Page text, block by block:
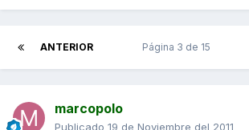
ANTERIOR Página 3 de 15
marcopolo
Publicado 19 de Noviembre del 2011